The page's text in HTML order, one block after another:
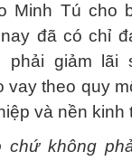
Minh Tú cho
đã có chỉ
phải giảm lãi
vay theo quy
và nền kinh
chứ không